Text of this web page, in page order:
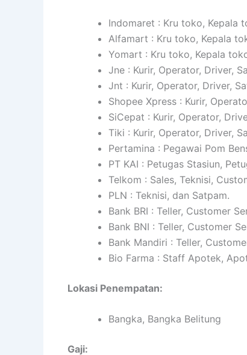
Indomaret : Kru toko, Kepala
Alfamart : Kru toko, Kepala
Yomart : Kru toko, Kepala
Jne : Kurir, Operator, Driver,
Jnt : Kurir, Operator, Driver,
Shopee Xpress : Kurir,
SiCepat : Kurir, Operator,
Tiki : Kurir, Operator, Driver,
Pertamina : Pegawai Pom
PT KAI : Petugas Stasiun,
Telkom : Sales, Teknisi,
PLN : Teknisi, dan Satpam.
Bank BRI : Teller, Customer
Bank BNI : Teller, Customer
Bank Mandiri : Teller,
Bio Farma : Staff Apotek,
Lokasi Penempatan:
Bangka, Bangka Belitung
Gaji: